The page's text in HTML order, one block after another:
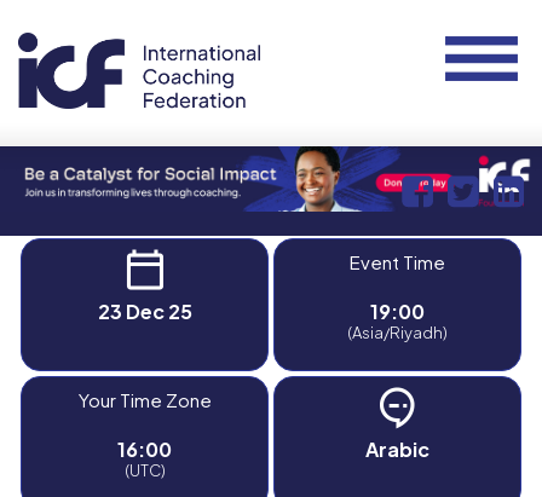
23 Dec 25
Event Time
19:00
(Asia/Riyadh)
Your Time Zone
16:00
(UTC)
Arabic